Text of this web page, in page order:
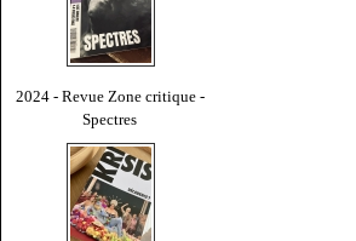
2024 - Revue Zone critique -
Spectres